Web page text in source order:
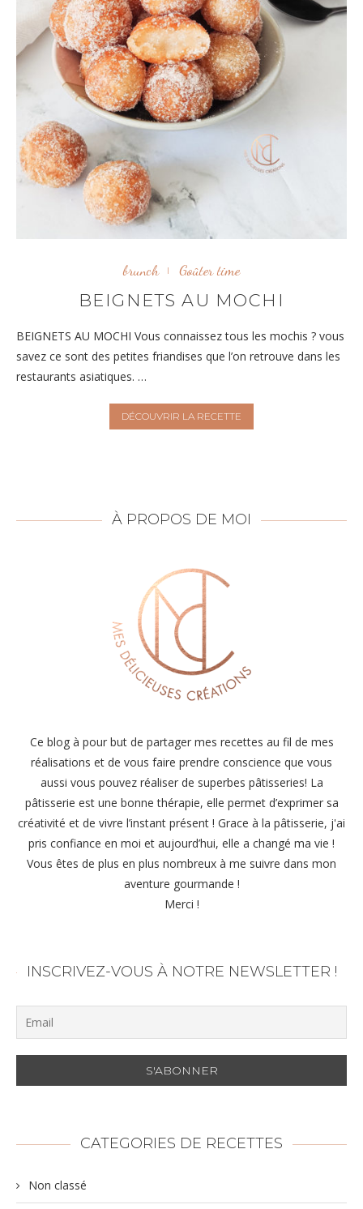
brunch Goûter time
BEIGNETS AU MOCHI
BEIGNETS AU MOCHI Vous connaissez tous les mochis ? vous
savez ce sont des petites friandises que l’on retrouve dans les
restaurants asiatiques. …
DÉCOUVRIR LA RECETTE
À PROPOS DE MOI
Ce blog à pour but de partager mes recettes au fil de mes
réalisations et de vous faire prendre conscience que vous
aussi vous pouvez réaliser de superbes pâtisseries! La
pâtisserie est une bonne thérapie, elle permet d’exprimer sa
créativité et de vivre l’instant présent ! Grace à la pâtisserie, j'ai
pris confiance en moi et aujourd’hui, elle a changé ma vie !
Vous êtes de plus en plus nombreux à me suivre dans mon
aventure gourmande !
Merci !
INSCRIVEZ-VOUS À NOTRE NEWSLETTER !
CATEGORIES DE RECETTES
Non classé